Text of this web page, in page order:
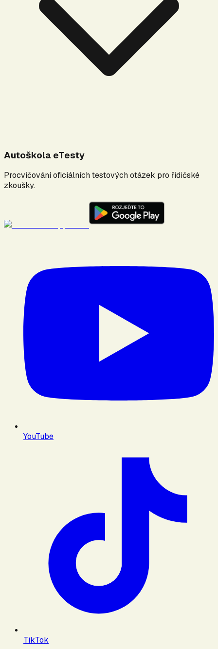
Autoškola eTesty
Procvičování oficiálních testových otázek pro řidičské
zkoušky.
YouTube
TikTok